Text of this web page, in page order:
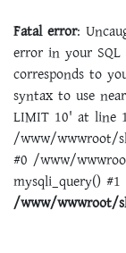
Fatal error:
error in your
corresponds to
syntax to use
LIMIT 10' at line
/www/wwwroot/
#0 /www/
mysqli_query()
/www/wwwroot/